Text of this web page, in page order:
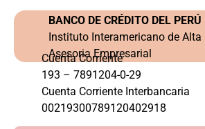
BANCO DE CRÉDITO DEL PERÚ
Instituto Interamericano de Alta
Asesoria Empresarial
Cuenta Corriente
193 – 7891204-0-29
Cuenta Corriente Interbancaria
00219300789120402918